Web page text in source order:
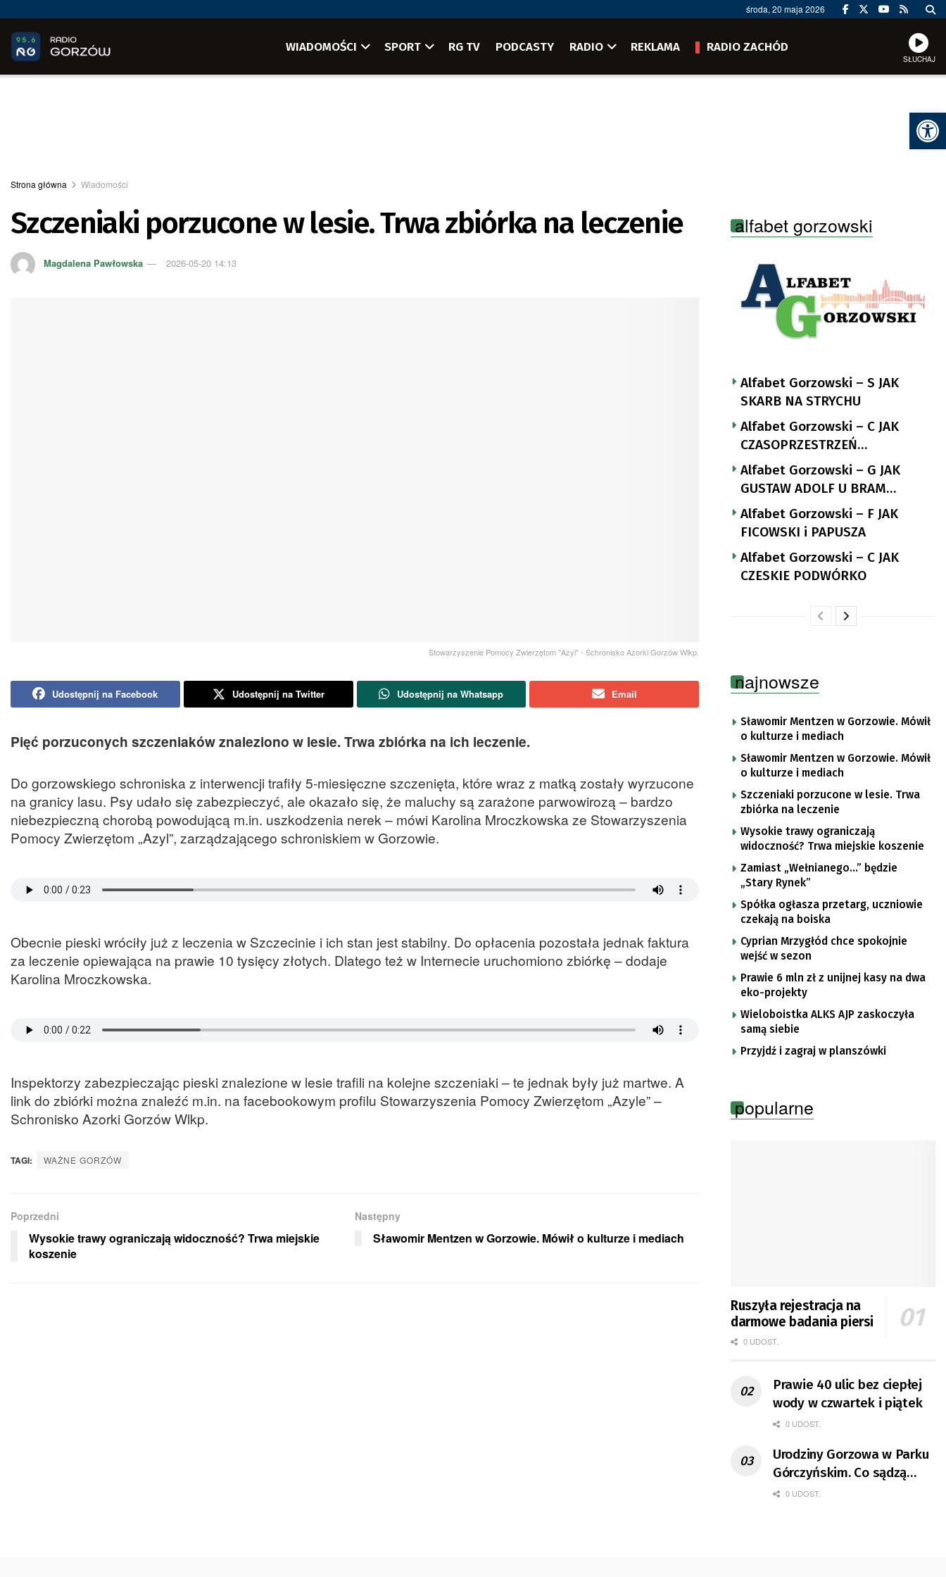
środa, 20 maja 2026
WIADOMOŚCI SPORT RG TV PODCASTY RADIO REKLAMA RADIO ZACHÓD
SŁUCHAJ
Strona główna Wiadomości
Szczeniaki porzucone w lesie. Trwa zbiórka na leczenie
Magdalena Pawłowska 2026-05-20 14:13
Stowarzyszenie Pomocy Zwierzętom "Azyl" - Schronisko Azorki Gorzów Wlkp.
Udostępnij na Facebook Udostępnij na Twitter Udostępnij na Whatsapp Email
Pięć porzuconych szczeniaków znaleziono w lesie. Trwa zbiórka na ich leczenie.
Do gorzowskiego schroniska z interwencji trafiły 5-miesięczne szczenięta, które wraz z matką zostały wyrzucone
na granicy lasu. Psy udało się zabezpieczyć, ale okazało się, że maluchy są zarażone parwowirozą – bardzo
niebezpieczną chorobą powodującą m.in. uszkodzenia nerek – mówi Karolina Mroczkowska ze Stowarzyszenia
Pomocy Zwierzętom „Azyl”, zarządzającego schroniskiem w Gorzowie.
Obecnie pieski wróciły już z leczenia w Szczecinie i ich stan jest stabilny. Do opłacenia pozostała jednak faktura
za leczenie opiewająca na prawie 10 tysięcy złotych. Dlatego też w Internecie uruchomiono zbiórkę – dodaje
Karolina Mroczkowska.
Inspektorzy zabezpieczając pieski znalezione w lesie trafili na kolejne szczeniaki – te jednak były już martwe. A
link do zbiórki można znaleźć m.in. na facebookowym profilu Stowarzyszenia Pomocy Zwierzętom „Azyle” –
Schronisko Azorki Gorzów Wlkp.
TAGI: WAŻNE GORZÓW
Poprzedni
Wysokie trawy ograniczają widoczność? Trwa miejskie
koszenie
Następny
Sławomir Mentzen w Gorzowie. Mówił o kulturze i mediach
alfabet gorzowski
Alfabet Gorzowski – S JAK
SKARB NA STRYCHU
Alfabet Gorzowski – C JAK
CZASOPRZESTRZEŃ
NUTTGENSA
Alfabet Gorzowski – G JAK
GUSTAW ADOLF U BRAM
LANDSBERGA
Alfabet Gorzowski – F JAK
FICOWSKI i PAPUSZA
Alfabet Gorzowski – C JAK
CZESKIE PODWÓRKO
najnowsze
Sławomir Mentzen w Gorzowie. Mówił
o kulturze i mediach
Sławomir Mentzen w Gorzowie. Mówił
o kulturze i mediach
Szczeniaki porzucone w lesie. Trwa
zbiórka na leczenie
Wysokie trawy ograniczają
widoczność? Trwa miejskie koszenie
Zamiast „Wełnianego…” będzie
„Stary Rynek”
Spółka ogłasza przetarg, uczniowie
czekają na boiska
Cyprian Mrzygłód chce spokojnie
wejść w sezon
Prawie 6 mln zł z unijnej kasy na dwa
eko-projekty
Wieloboistka ALKS AJP zaskoczyła
samą siebie
Przyjdź i zagraj w planszówki
popularne
Ruszyła rejestracja na
darmowe badania piersi
0 UDOST.
Prawie 40 ulic bez ciepłej
wody w czwartek i piątek
0 UDOST.
Urodziny Gorzowa w Parku
Górczyńskim. Co sądzą
mieszkańcy?
0 UDOST.